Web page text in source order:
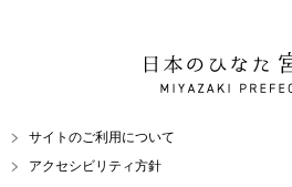
日本のひなた 宮崎県
MIYAZAKI
サイトのご利用について
アクセシビリティ方針